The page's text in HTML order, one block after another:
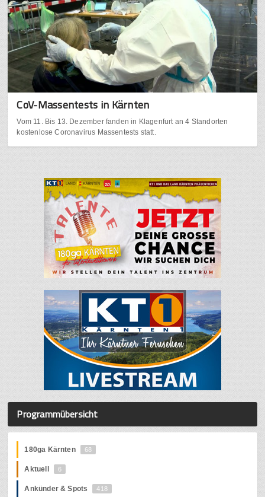
CoV-Massentests in Kärnten
Vom 11. Bis 13. Dezember fanden in Klagenfurt an 4 Standorten
kostenlose Coronavirus Massentests statt.
Programmübersicht
180ga Kärnten 68
Aktuell 6
Ankünder & Spots 418